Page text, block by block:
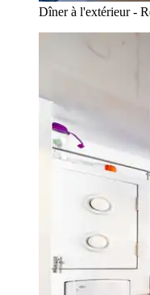
Dîner à l'extérieur -